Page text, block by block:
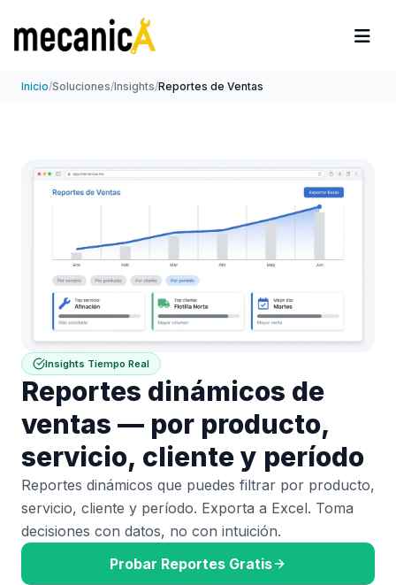
Inicio/Soluciones/Insights/Reportes de Ventas
Insights Tiempo Real
Reportes dinámicos de
ventas — por producto,
servicio, cliente y período
Reportes dinámicos que puedes filtrar por producto,
servicio, cliente y período. Exporta a Excel. Toma
decisiones con datos, no con intuición.
Probar Reportes Gratis